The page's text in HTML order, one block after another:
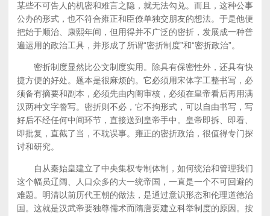
某些不可告人的机密和难言之隐，就无法勾兑。而且，这种公事
公办的形式，也不符合雍正和臣僚单独交朋友的想法。于是他便
把始于顺治、康熙年间，但用得并不广泛的密折，发展成一种普
遍运用的政治工具，并形成了所谓“密折制度”和“密折政治”。
密折制度显然比公文制度实用。除具有保密性外，还具有快
捷方便的好处。题本是很麻烦的。它必须用宋体字工整书写，必
须备有摘要和副本，必须先由内阁审核，必须在皇帝看后再用满
汉两种文字誊写。密折则不必，它不拘形式，可以自由书写，写
好后不经任何中间环节，直接送到皇帝手中。皇帝即拆、即看、
即批复，直截了当，不耽误事。雍正的密折政治，很值得专门探
讨和研究。
自从秦始皇建立了中央集权专制体制，如何统治和管理我们
这个幅员辽阔、人口众多的大一统帝国，一直是一个不可回避的
难题。明清以前历代王朝的做法，是通过意识形态和伦理道德治
国。这就是汉武帝要独尊儒术而隋唐要建立科举制度的原因。按